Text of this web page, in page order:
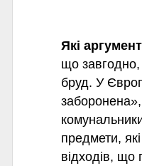
Які
що завгодно,
бруд. У
предмети,
відходів, що
Йдеться про ділянку нової
прапором Великого
Безрадичі, Великі Дмитровичі та
Аферу виявила і почала
Ми «реанімували»
небезпечними
15.02.2022 366Керівник